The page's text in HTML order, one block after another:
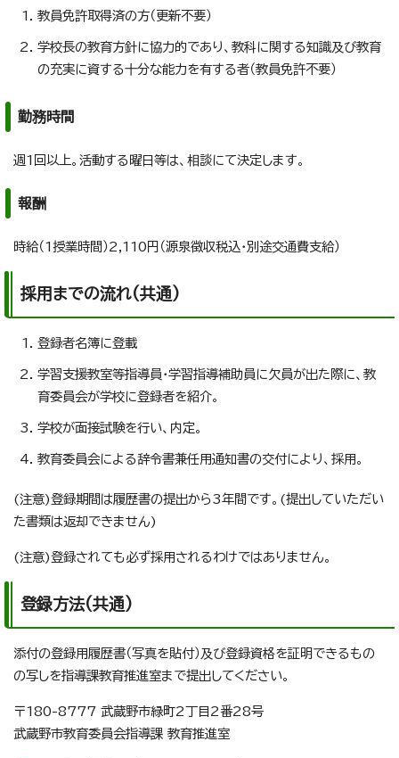
教員免許取得済の方（更新不要）
学校長の教育方針に協力的であり、教科に関する知識及び教育
の充実に資する十分な能力を有する者（教員免許不要）
勤務時間
週1回以上。活動する曜日等は、相談にて決定します。
報酬
時給（1授業時間）2,110円（源泉徴収税込・別途交通費支給）
採用までの流れ(共通)
登録者名簿に登載
学習支援教室等指導員・学習指導補助員に欠員が出た際に、教
育委員会が学校に登録者を紹介。
学校が面接試験を行い、内定。
教育委員会による辞令書兼任用通知書の交付により、採用。
(注意)登録期間は履歴書の提出から3年間です。(提出していただい
た書類は返却できません)
(注意)登録されても必ず採用されるわけではありません。
登録方法(共通)
添付の登録用履歴書（写真を貼付）及び登録資格を証明できるもの
の写しを指導課教育推進室まで提出してください。
〒180-8777 武蔵野市緑町2丁目2番28号
武蔵野市教育委員会指導課 教育推進室